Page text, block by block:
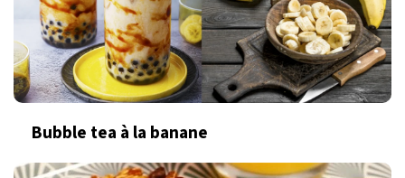
Bubble tea à la banane